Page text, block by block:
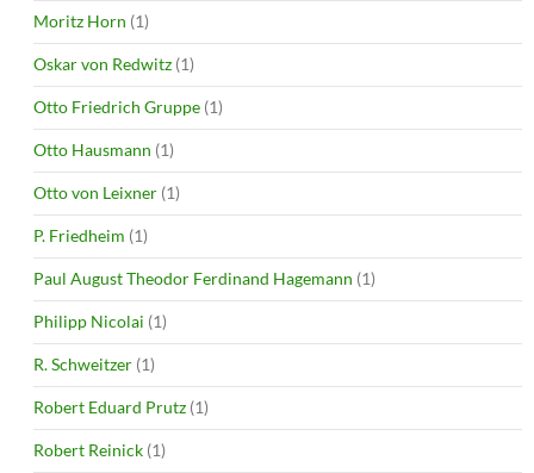
Moritz Horn (1)
Oskar von Redwitz (1)
Otto Friedrich Gruppe (1)
Otto Hausmann (1)
Otto von Leixner (1)
P. Friedheim (1)
Paul August Theodor Ferdinand Hagemann (1)
Philipp Nicolai (1)
R. Schweitzer (1)
Robert Eduard Prutz (1)
Robert Reinick (1)